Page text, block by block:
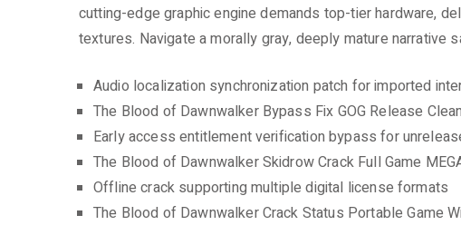
cutting-edge graphic engine demands top-tier hardware,
textures. Navigate a morally gray, deeply mature
Audio localization synchronization patch for imported
The Blood of Dawnwalker Bypass Fix GOG Release
Early access entitlement verification bypass for
The Blood of Dawnwalker Skidrow Crack Full Game
Offline crack supporting multiple digital license formats
The Blood of Dawnwalker Crack Status Portable Game